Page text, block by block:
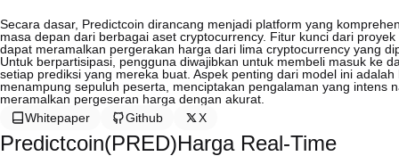
Secara dasar, Predictcoin dirancang menjadi platform yang
masa depan dari berbagai aset cryptocurrency. Fitur kunci dari
dapat meramalkan pergerakan harga dari lima cryptocurrency yang
Untuk berpartisipasi, pengguna diwajibkan untuk membeli masuk ke
setiap prediksi yang mereka buat. Aspek penting dari model ini
menampung sepuluh peserta, menciptakan pengalaman yang intens
meramalkan pergeseran harga dengan akurat.
Whitepaper
Github X
Predictcoin(PRED)Harga Real-Time